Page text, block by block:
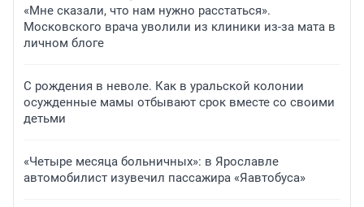
«Мне сказали, что нам нужно расстаться».
Московского врача уволили из клиники из-за мата в
личном блоге
С рождения в неволе. Как в уральской колонии
осужденные мамы отбывают срок вместе со своими
детьми
«Четыре месяца больничных»: в Ярославле
автомобилист изувечил пассажира «Яавтобуса»